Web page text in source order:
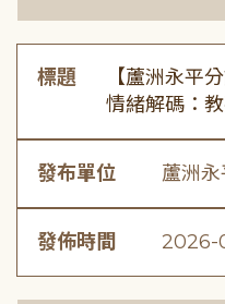
標題
【蘆洲永平
情緒解碼：
發布單位 蘆洲
發佈時間 2026-